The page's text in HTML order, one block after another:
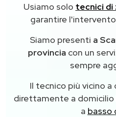
Usiamo solo tecnici di
garantire
Siamo presenti a
provincia con un
sempre
Il tecnico più vicino
direttamente a
a basso